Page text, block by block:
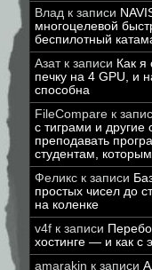
Влад к записи
многоцелевой
беспилотный
Азатк записи Как я
печку на 4 GPU, и
способна
FileCompare к
с тиграми и другие
преподавать
студентам,
Феликс к записи
простых чисел до
на коленке
v4f к записи
хостинге — и как с
amarakin к записи